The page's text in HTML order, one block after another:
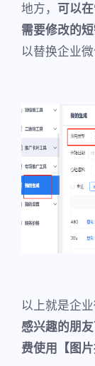
地方， 可以
需要修改的
以替换企业
以上就是企
感兴趣的朋
费使用【图